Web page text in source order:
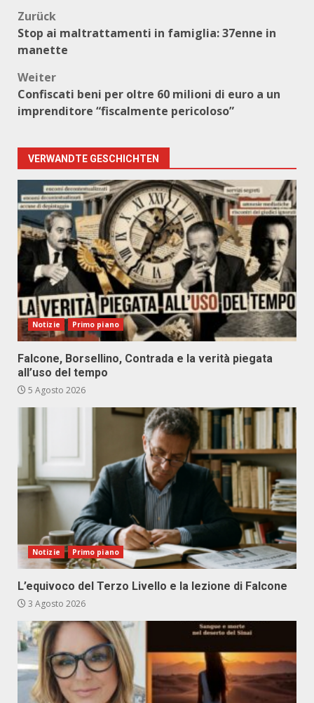
Beitragsnavigation
Zurück
Stop ai maltrattamenti in famiglia: 37enne in
manette
Weiter
Confiscati beni per oltre 60 milioni di euro a un
imprenditore “fiscalmente pericoloso”
VERWANDTE GESCHICHTEN
Notizie Primo piano
Falcone, Borsellino, Contrada e la verità piegata
all’uso del tempo
5 Agosto 2026
Notizie Primo piano
L’equivoco del Terzo Livello e la lezione di Falcone
3 Agosto 2026